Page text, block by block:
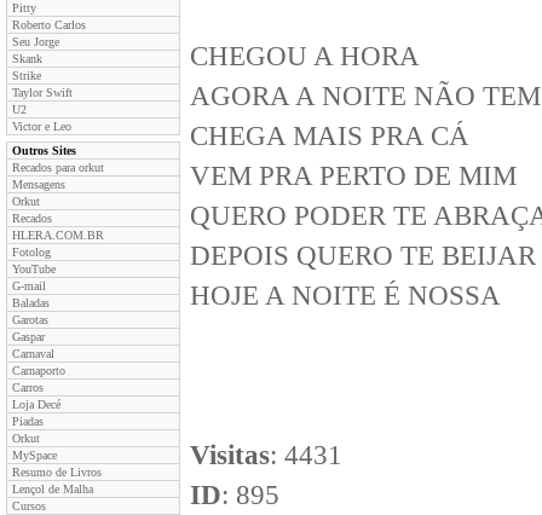
Pitty
Roberto Carlos
Seu Jorge
Skank
Strike
Taylor Swift
U2
Victor e Leo
Outros Sites
Recados para orkut
Mensagens
Orkut
Recados
HLERA.COM.BR
Fotolog
YouTube
G-mail
Baladas
Garotas
Gaspar
Carnaval
Carnaporto
Carros
Loja Decé
Piadas
Orkut
MySpace
Resumo de Livros
Lençol de Malha
Cursos
CHEGOU A HORA
AGORA A NOITE NÃO
CHEGA MAIS PRA CÁ
VEM PRA PERTO DE MIM
QUERO PODER TE
DEPOIS QUERO TE BEIJAR
HOJE A NOITE É NOSSA
Visitas: 4431
ID: 895